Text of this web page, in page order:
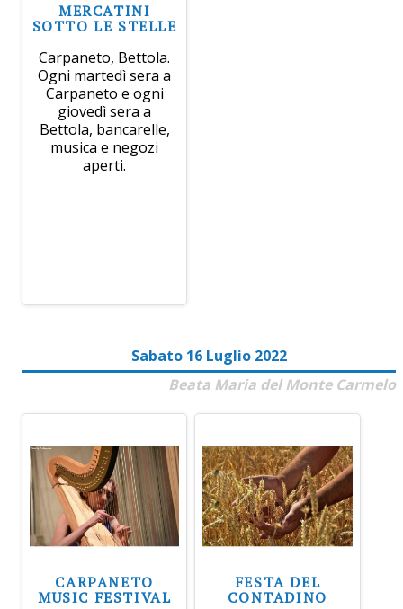
MERCATINI
SOTTO LE STELLE
Carpaneto, Bettola.
Ogni martedì sera a
Carpaneto e ogni
giovedì sera a
Bettola, bancarelle,
musica e negozi
aperti.
Sabato 16 Luglio 2022
Beata Maria del Monte Carmelo
CARPANETO
MUSIC FESTIVAL
FESTA DEL
CONTADINO